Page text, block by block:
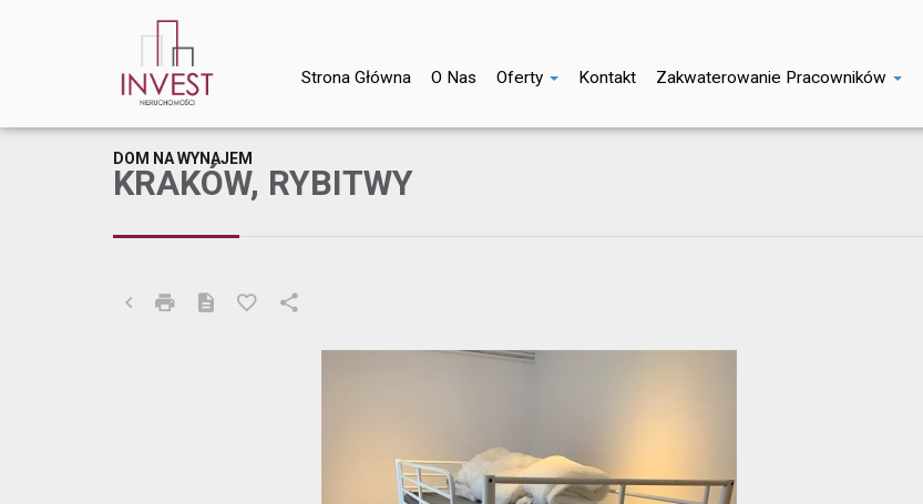
Strona Główna O Nas Oferty Kontakt Zakwaterowanie Pracowników
KRAKÓW, RYBITWY
DOM NA WYNAJEM